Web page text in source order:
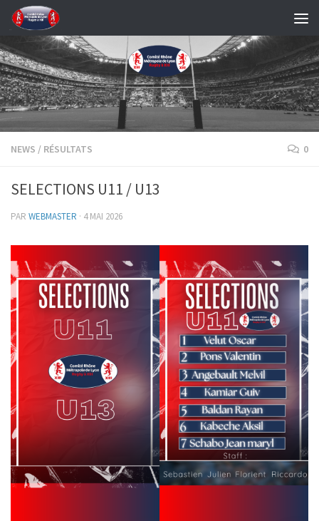
Skip to content
NEWS / RÉSULTATS 0
SELECTIONS U11 / U13
PAR WEBMASTER · 4 MAI 2026